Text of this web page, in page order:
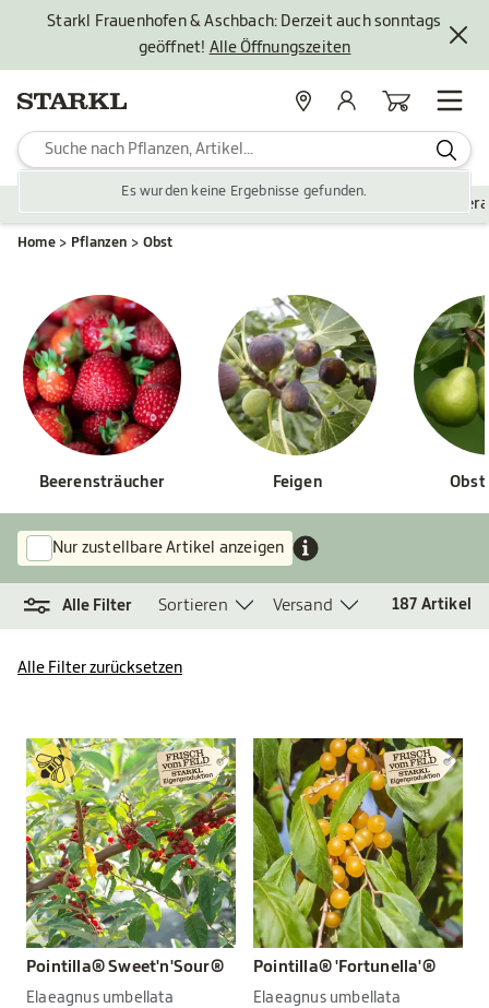
Starkl Frauenhofen & Aschbach: Derzeit auch sonntags
geöffnet! Alle Öffnungszeiten
Es wurden keine Ergebnisse gefunden.
StandorteMein KontoWarenkorb
Zubehör Gartengestaltung
Home Pflanzen Obst
Beerensträucher Feigen
Nur zustellbare Artikel anzeigen
Alle Filter Sortieren Versand 187 Artikel
Alle Filter zurücksetzen
Pointilla® Sweet'n'Sour®
Elaeagnus umbellata
Pointilla® 'Fortunella'®
Elaeagnus umbellata